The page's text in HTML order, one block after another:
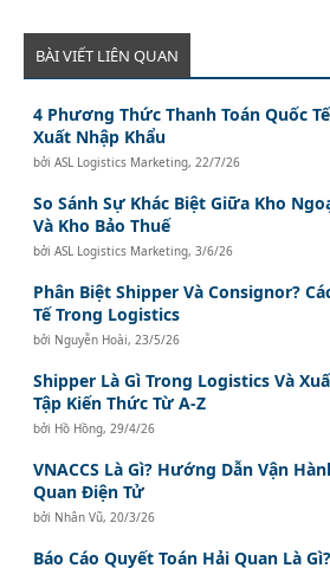
BÀI VIẾT LIÊN QUAN
4 Phương Thức Thanh Toán Quốc
Xuất Nhập Khẩu
bởiASL Logistics Marketing, 22/7/26
So Sánh Sự Khác Biệt Giữa Kho
Và Kho Bảo Thuế
bởiASL Logistics Marketing,3/6/26
Phân Biệt Shipper Và Consignor?
Tế Trong Logistics
bởi Nguyễn Hoài, 23/5/26
Shipper Là Gì Trong Logistics Và
Tập Kiến Thức Từ A-Z
bởi Hồ Hồng, 29/4/26
VNACCS Là Gì? Hướng Dẫn Vận
Quan Điện Tử
bởi Nhân Vũ, 20/3/26
Báo Cáo Quyết Toán Hải Quan Là Gì?